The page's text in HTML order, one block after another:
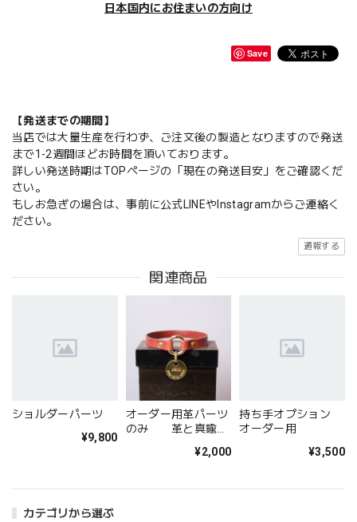
カテゴリから選ぶ
日本国内にお住まいの方向け
Save
【発送までの期間】
当店では大量生産を行わず、ご注文後の製造となりますので発送
まで1-2週間ほどお時間を頂いております。
詳しい発送時期はTOPページの「現在の発送目安」をご確認くだ
さい。
もしお急ぎの場合は、事前に公式LINEやInstagramからご連絡く
ださい。
通報する
関連商品
ショルダーパーツ
¥9,800
オーダー用革パーツ
のみ 革と真鍮の
¥2,000
持ち手オプション
オーダー用
¥3,500